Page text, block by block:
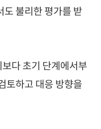
도 불리한 평가를 받
다 초기 단계에서부
토하고 대응 방향을